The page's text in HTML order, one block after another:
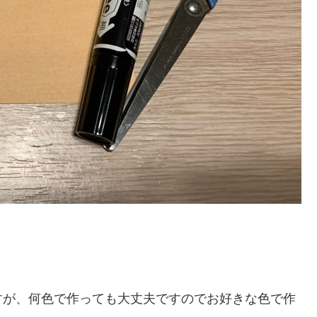
、何色で作っても大丈夫ですのでお好きな色で作